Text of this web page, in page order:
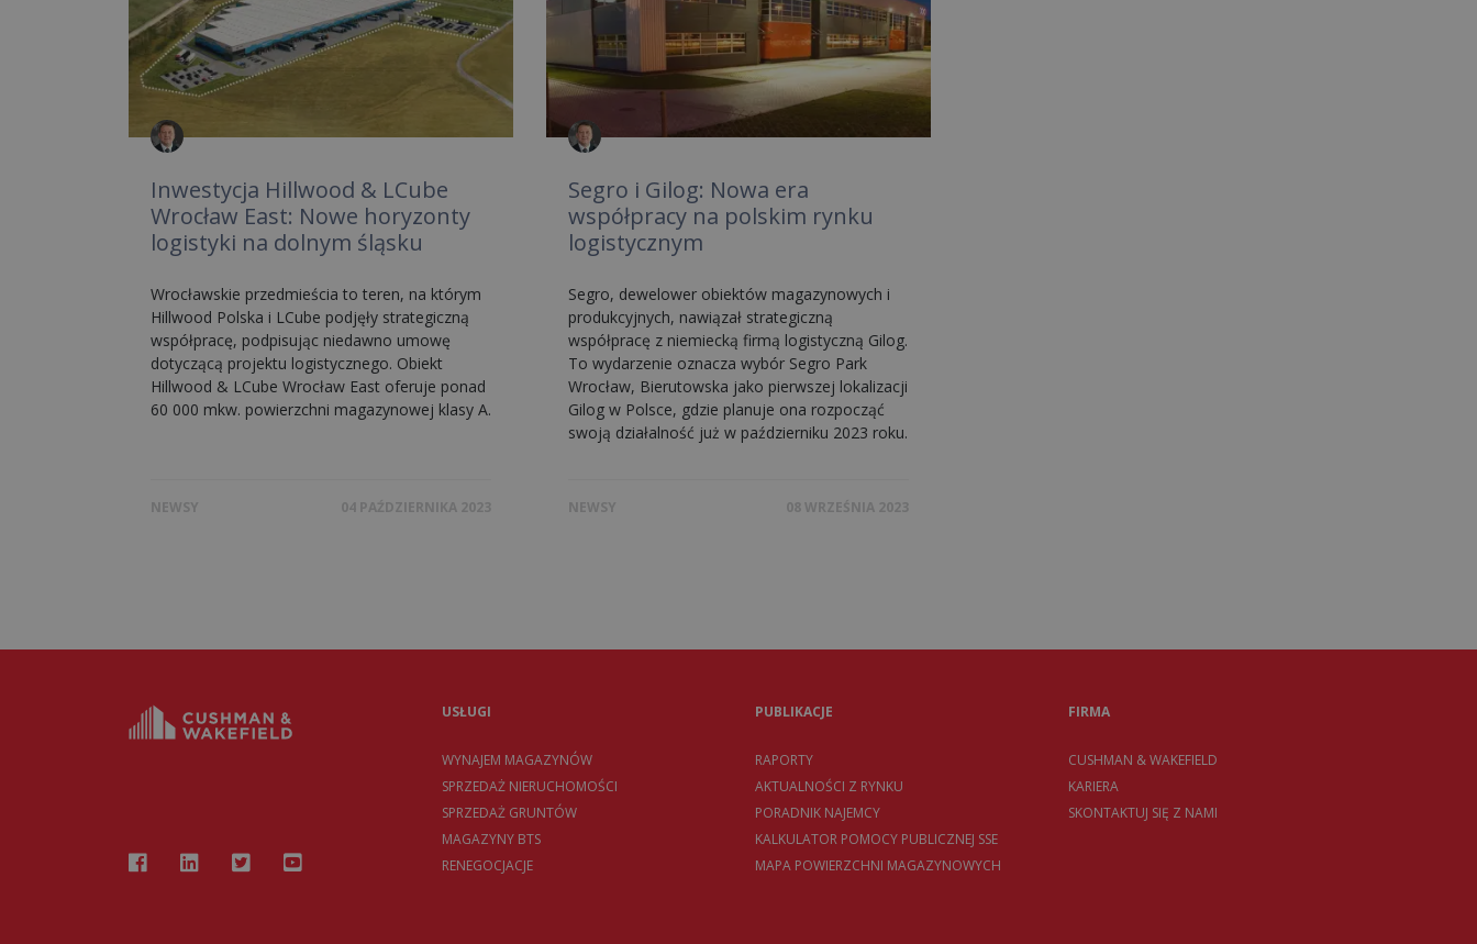
Inwestycja Hillwood & LCube
Wrocław East: Nowe horyzonty
logistyki na dolnym śląsku
Wrocławskie przedmieścia to teren, na którym
Hillwood Polska i LCube podjęły strategiczną
współpracę, podpisując niedawno umowę
dotyczącą projektu logistycznego. Obiekt
Hillwood & LCube Wrocław East oferuje ponad
60 000 mkw. powierzchni magazynowej klasy A.
NEWSY 04 PAŹDZIERNIKA 2023
Segro i Gilog: Nowa era
współpracy na polskim rynku
logistycznym
Segro, dewelower obiektów magazynowych i
produkcyjnych, nawiązał strategiczną
współpracę z niemiecką firmą logistyczną Gilog.
To wydarzenie oznacza wybór Segro Park
Wrocław, Bierutowska jako pierwszej lokalizacji
Gilog w Polsce, gdzie planuje ona rozpocząć
swoją działalność już w październiku 2023 roku.
NEWSY 08 WRZEŚNIA 2023
USŁUGI
WYNAJEM MAGAZYNÓW
SPRZEDAŻ NIERUCHOMOŚCI
SPRZEDAŻ GRUNTÓW
MAGAZYNY BTS
RENEGOCJACJE
PUBLIKACJE
RAPORTY
AKTUALNOŚCI Z RYNKU
PORADNIK NAJEMCY
KALKULATOR POMOCY PUBLICZNEJ SSE
MAPA POWIERZCHNI MAGAZYNOWYCH
FIRMA
CUSHMAN & WAKEFIELD
KARIERA
SKONTAKTUJ SIĘ Z NAMI